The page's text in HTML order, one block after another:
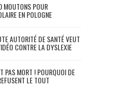
MOUTONS POUR
EN POLOGNE
AUTORITÉ DE SANTÉ VEUT
CONTRE LA DYSLEXIE
PAS MORT ! POURQUOI DE
LE TOUT